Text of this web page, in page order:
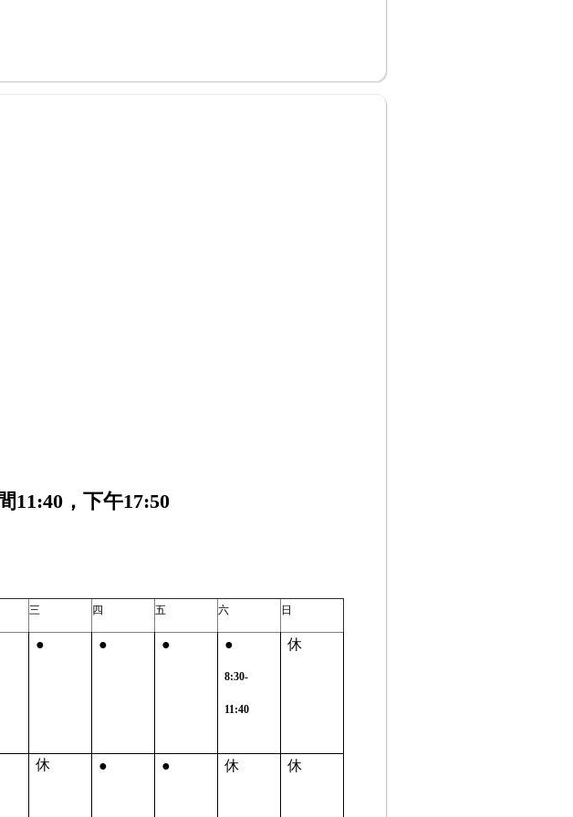
11:40，下午17:50
三 四 五 六 日
● ● ● ●
8:30-
11:40
休
休 ● ● 休 休